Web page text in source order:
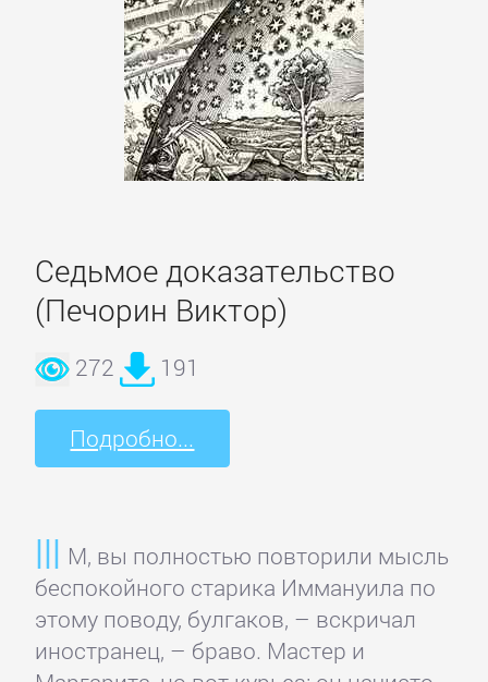
Седьмое доказательство
(Печорин Виктор)
272 191
Подробно...
М, вы полностью повторили мысль
беспокойного старика Иммануила по
этому поводу, булгаков, – вскричал
иностранец, – браво. Мастер и
Остросюжетные
любовные
Современные
любовные
Эротическая
литература
НАУКА
Биология
Иностранные
языки
История